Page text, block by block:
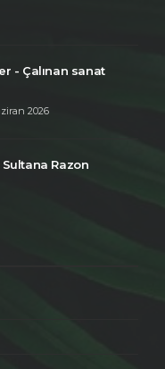
- Çalınan sanat
2026
Sultana Razon